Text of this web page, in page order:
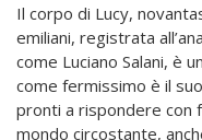
Il corpo di Lucy,
emiliani, registrata
come Luciano Salani, è
come fermissimo è il
pronti a rispondere con
mondo circostante,